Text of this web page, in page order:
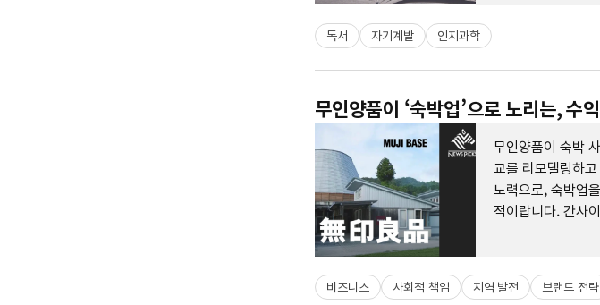
독서 자기계발 인지과학
무인양품이 ‘숙박업’으로 노리는, 수
무인양품이 숙박
교를 리모델링하
노력으로, 숙박업
적이랍니다. 간사
비즈니스 사회적 책임 지역 발전 브랜드 전략